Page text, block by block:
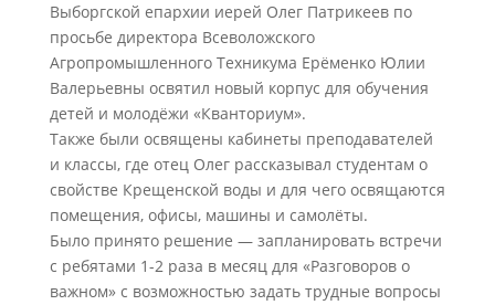
Выборгской епархии иерей Олег Патрикеев по
просьбе директора Всеволожского
Агропромышленного Техникума Ерёменко Юлии
Валерьевны освятил новый корпус для обучения
детей и молодёжи «Кванториум».
Также были освящены кабинеты преподавателей
и классы, где отец Олег рассказывал студентам о
свойстве Крещенской воды и для чего освящаются
помещения, офисы, машины и самолёты.
Было принято решение — запланировать встречи
с ребятами 1-2 раза в месяц для «Разговоров о
важном» с возможностью задать трудные вопросы